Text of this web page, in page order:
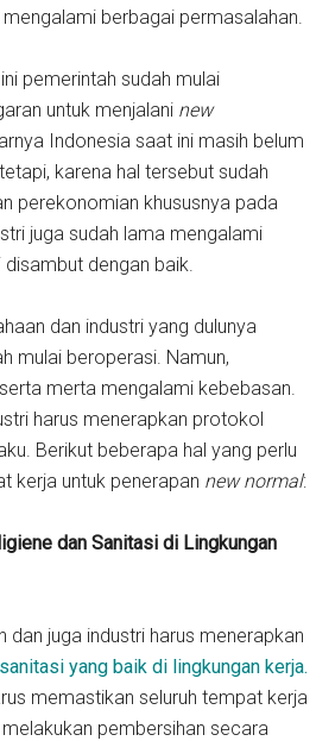
berbagai permasalahan.
pemerintah sudah mulai
untuk menjalani new
Indonesia saat ini masih belum
karena hal tersebut sudah
perekonomian khususnya pada
juga sudah lama mengalami
disambut dengan baik.
dan industri yang dulunya
mulai beroperasi. Namun,
merta mengalami kebebasan.
harus menerapkan protokol
Berikut beberapa hal yang perlu
kerja untuk penerapan new normal:
dan Sanitasi di Lingkungan
dan juga industri harus menerapkan
sanitasi yang baik di lingkungan kerja.
memastikan seluruh tempat kerja
pembersihan secara